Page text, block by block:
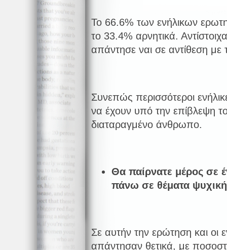
Το 66.6% των ενήλικων
το 33.4% αρνητικά.
απάντησε ναι σε αντίθεση
Συνεπώς περισσότεροι
να έχουν υπό την επίβλεψη
διαταραγμένο άνθρωπο.
Θα παίρνατε μέρος σε
πάνω σε θέματα
Σε αυτήν την ερώτηση και οι
απάντησαν θετικά, με